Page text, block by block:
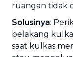
ruangan tidak
Solusinya:
belakang
saat kulkas